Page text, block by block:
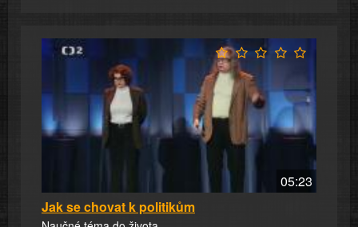
05:23
Jak se chovat k politikům